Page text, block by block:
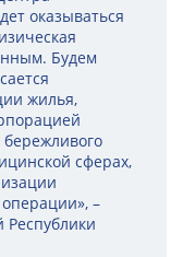
оказываться
Будем
жилья,
сферах,
–
Республики